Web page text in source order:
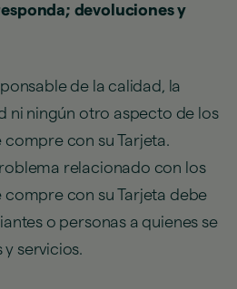
devoluciones y
de la calidad, la
ni ningún otro aspecto de los
compre con su Tarjeta.
relacionado con los
compre con su Tarjeta debe
o personas a quienes se
servicios.